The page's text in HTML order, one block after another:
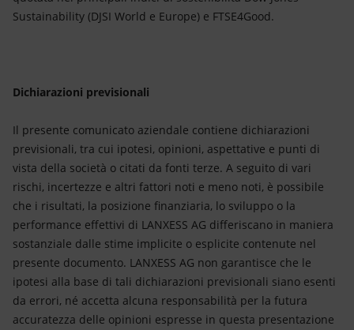
Sustainability (DJSI World e Europe) e FTSE4Good.
Dichiarazioni previsionali
Il presente comunicato aziendale contiene dichiarazioni
previsionali, tra cui ipotesi, opinioni, aspettative e punti di
vista della società o citati da fonti terze. A seguito di vari
rischi, incertezze e altri fattori noti e meno noti, è possibile
che i risultati, la posizione finanziaria, lo sviluppo o la
performance effettivi di LANXESS AG differiscano in maniera
sostanziale dalle stime implicite o esplicite contenute nel
presente documento. LANXESS AG non garantisce che le
ipotesi alla base di tali dichiarazioni previsionali siano esenti
da errori, né accetta alcuna responsabilità per la futura
accuratezza delle opinioni espresse in questa presentazione